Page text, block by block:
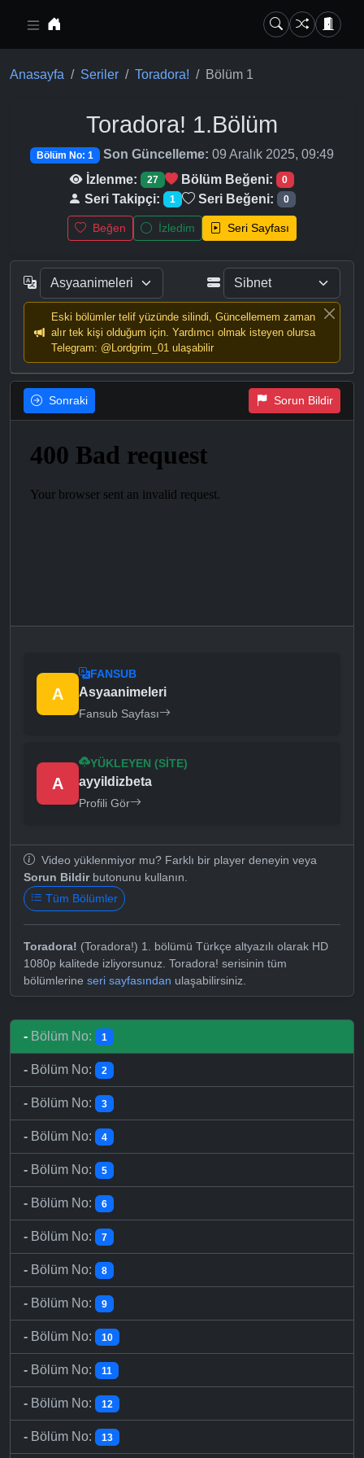
Anasayfa Seriler Toradora! Bölüm 1
Toradora! 1.Bölüm
Bölüm No: 1 Son Güncelleme: 09 Aralık 2025, 09:49
İzlenme:
27 Bölüm Beğeni: 0
Seri Takipçi: 1 Seri Beğeni: 0
Beğen İzledim Seri Sayfası
Eski bölümler telif yüzünde silindi, Güncellemem zaman
alır tek kişi olduğum için. Yardımcı olmak isteyen olursa
Telegram: @Lordgrim_01 ulaşabilir
Sonraki Sorun Bildir
A
FANSUB
Asyaanimeleri
Fansub Sayfası
A
YÜKLEYEN (SITE)
ayyildizbeta
Profili Gör
Video yüklenmiyor mu? Farklı bir player deneyin veya
Sorun Bildirbutonunu kullanın.
Tüm Bölümler
Toradora! (Toradora!) 1. bölümü Türkçe altyazılı olarak HD
1080p kalitede izliyorsunuz. Toradora! serisinin tüm
bölümlerine seri sayfasından ulaşabilirsiniz.
- Bölüm No: 1
- Bölüm No: 2
- Bölüm No: 3
- Bölüm No: 4
- Bölüm No: 5
- Bölüm No: 6
- Bölüm No: 7
- Bölüm No: 8
- Bölüm No: 9
- Bölüm No: 10
- Bölüm No: 11
- Bölüm No: 12
- Bölüm No: 13